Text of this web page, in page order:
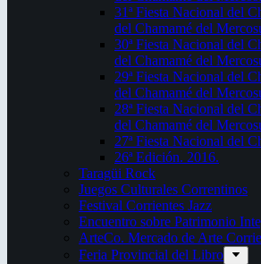
31ª Fiesta Nacional del
del Chamamé del
30ª Fiesta Nacional del
del Chamamé del
29ª Fiesta Nacional del
del Chamamé del
28ª Fiesta Nacional del
del Chamamé del
27ª Fiesta Nacional del
26ª Edición. 2016.
Taragüi Rock
Juegos Culturales Correntinos
Festival Corrientes Jazz
Encuentro sobre Patrimonio
ArteCo. Mercado de Arte
Feria Provincial del Libro